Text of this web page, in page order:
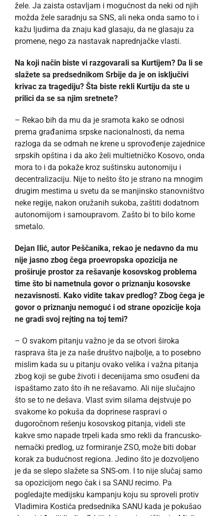
žele. Ja zaista ostavljam i mogućnost da neki od njih
možda žele saradnju sa SNS, ali neka onda samo to i
kažu ljudima da znaju kad glasaju, da ne glasaju za
promene, nego za nastavak naprednjačke vlasti.
Na koji način biste vi razgovarali sa Kurtijem? Da li se
slažete sa predsednikom Srbije da je on isključivi
krivac za tragediju? Šta biste rekli Kurtiju da ste u
prilici da se sa njim sretnete?
– Rekao bih da mu da je sramota kako se odnosi
prema građanima srpske nacionalnosti, da nema
razloga da se odmah ne krene u sprovođenje zajednice
srpskih opština i da ako želi multietničko Kosovo, onda
mora to i da pokaže kroz suštinsku autonomiju i
decentralizaciju. Nije to nešto što je strano na mnogim
drugim mestima u svetu da se manjinsko stanovništvo
neke regije, nakon oružanih sukoba, zaštiti dodatnom
autonomijom i samoupravom. Zašto bi to bilo kome
smetalo.
Dejan Ilić, autor Peščanika, rekao je nedavno da mu
nije jasno zbog čega proevropska opozicija ne
proširuje prostor za rešavanje kosovskog problema
time što bi nametnula govor o priznanju kosovske
nezavisnosti. Kako vidite takav predlog? Zbog čega je
govor o priznanju nemoguć i od strane opozicije koja
ne gradi svoj rejting na toj temi?
– O svakom pitanju važno je da se otvori široka
rasprava šta je za naše društvo najbolje, a to posebno
mislim kada su u pitanju ovako velika i važna pitanja
zbog koji se gube životi i decenijama smo osuđeni da
ispaštamo zato što ih ne rešavamo. Ali nije slučajno
što se to ne dešava. Vlast svim silama dejstvuje po
svakome ko pokuša da doprinese raspravi o
dugoročnom rešenju kosovskog pitanja, videli ste
kakve smo napade trpeli kada smo rekli da francusko-
nemački predlog, uz formiranje ZSO, može biti dobar
korak za budućnost regiona. Jedino što je dozvoljeno
je da se slepo slažete sa SNS-om. I to nije slučaj samo
sa opozicijom nego čak i sa SANU recimo. Pa
pogledajte medijsku kampanju koju su sproveli protiv
Vladimira Kostića predsednika SANU kada je pokušao